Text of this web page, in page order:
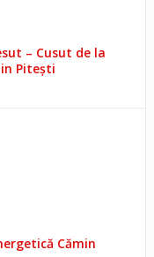
– Cusut de la
Pitești
Cămin